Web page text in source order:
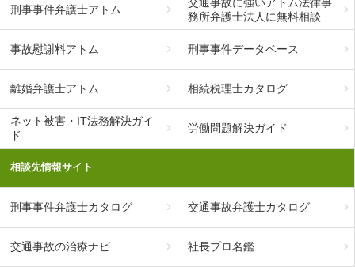
刑事事件弁護士アトム
交通事故に強いアトム法律事
務所弁護士法人に無料相談
事故慰謝料アトム 刑事事件データベース
離婚弁護士アトム 相続税理士カタログ
ネット被害・IT法務解決ガイ
ド
労働問題解決ガイド
相談先情報サイト
刑事事件弁護士カタログ 交通事故弁護士カタログ
交通事故の治療ナビ 社長プロ名鑑